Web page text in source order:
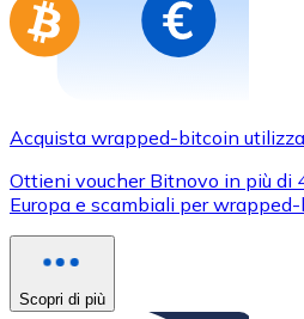
Acquista wrapped-bitcoin
Ottieni voucher Bitnovo in più di
Europa e scambiali per wrapped-
Scopri di più